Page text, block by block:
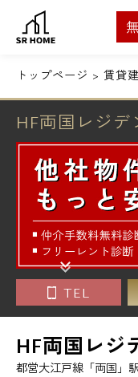
トップページ 賃貸
HF両国レジデ
TEL
HF両国レジ
都営大江戸線「両国」